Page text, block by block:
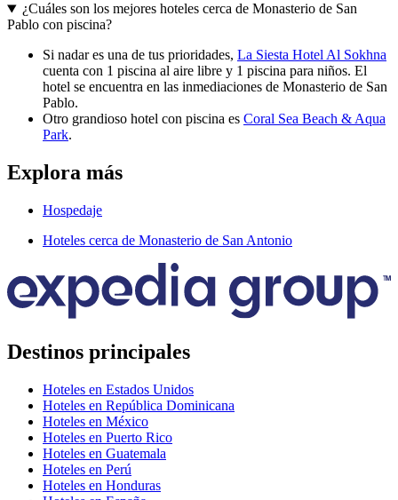
¿Cuáles son los mejores hoteles cerca de Monasterio de San
Pablo con piscina?
Si nadar es una de tus prioridades, La Siesta Hotel Al Sokhna
cuenta con 1 piscina al aire libre y 1 piscina para niños. El
hotel se encuentra en las inmediaciones de Monasterio de San
Pablo.
Otro grandioso hotel con piscina es Coral Sea Beach & Aqua
Park.
Explora más
Hospedaje
Hoteles cerca de Monasterio de San Antonio
Destinos principales
Hoteles en Estados Unidos
Hoteles en República Dominicana
Hoteles en México
Hoteles en Puerto Rico
Hoteles en Guatemala
Hoteles en Perú
Hoteles en Honduras